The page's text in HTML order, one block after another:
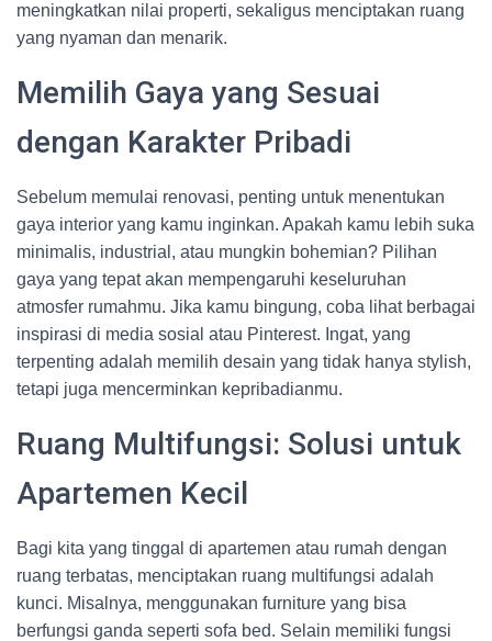
meningkatkan nilai properti, sekaligus menciptakan ruang
yang nyaman dan menarik.
Memilih Gaya yang Sesuai
dengan Karakter Pribadi
Sebelum memulai renovasi, penting untuk menentukan
gaya interior yang kamu inginkan. Apakah kamu lebih suka
minimalis, industrial, atau mungkin bohemian? Pilihan
gaya yang tepat akan mempengaruhi keseluruhan
atmosfer rumahmu. Jika kamu bingung, coba lihat berbagai
inspirasi di media sosial atau Pinterest. Ingat, yang
terpenting adalah memilih desain yang tidak hanya stylish,
tetapi juga mencerminkan kepribadianmu.
Ruang Multifungsi: Solusi untuk
Apartemen Kecil
Bagi kita yang tinggal di apartemen atau rumah dengan
ruang terbatas, menciptakan ruang multifungsi adalah
kunci. Misalnya, menggunakan furniture yang bisa
berfungsi ganda seperti sofa bed. Selain memiliki fungsi